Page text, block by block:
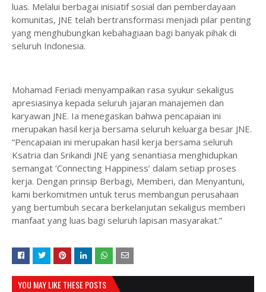
luas. Melalui berbagai inisiatif sosial dan pemberdayaan
komunitas, JNE telah bertransformasi menjadi pilar penting
yang menghubungkan kebahagiaan bagi banyak pihak di
seluruh Indonesia.
Mohamad Feriadi menyampaikan rasa syukur sekaligus
apresiasinya kepada seluruh jajaran manajemen dan
karyawan JNE. Ia menegaskan bahwa pencapaian ini
merupakan hasil kerja bersama seluruh keluarga besar JNE.
“Pencapaian ini merupakan hasil kerja bersama seluruh
Ksatria dan Srikandi JNE yang senantiasa menghidupkan
semangat ‘Connecting Happiness’ dalam setiap proses
kerja. Dengan prinsip Berbagi, Memberi, dan Menyantuni,
kami berkomitmen untuk terus membangun perusahaan
yang bertumbuh secara berkelanjutan sekaligus memberi
manfaat yang luas bagi seluruh lapisan masyarakat.”
YOU MAY LIKE THESE POSTS